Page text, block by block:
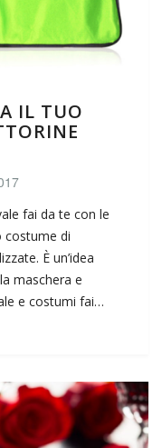
IL TUO
fai da te con le
costume di
È un’idea
maschera e
e costumi fai…